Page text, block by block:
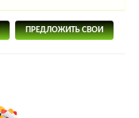
ПРЕДЛОЖИТЬ СВОИ